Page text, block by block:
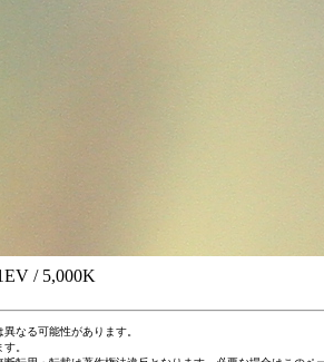
/ 5,000K
なる可能性があります。
。